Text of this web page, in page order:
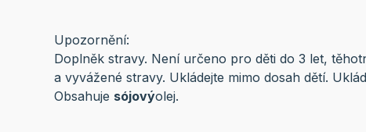
Upozornění:
Doplněk stravy. Není určeno pro děti do 3 let,
a vyvážené stravy. Ukládejte mimo dosah dětí.
Obsahuje sójovýolej.